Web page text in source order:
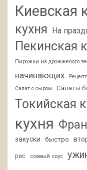
Киевская
кухня На
Пекинская
Пирожки из дрожжевого
начинающих
Салат с сыром Салаты
Токийская
кухня
закуски
быстро
рис соевый соус